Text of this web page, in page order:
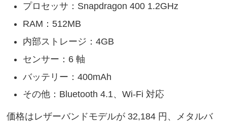
プロセッサ：Snapdragon 400 1.2GHz
RAM：512MB
内部ストレージ：4GB
センサー：6 軸
バッテリー：400mAh
その他：Bluetooth 4.1、Wi-Fi 対応
価格はレザーバンドモデルが 32,184 円、メタルバ